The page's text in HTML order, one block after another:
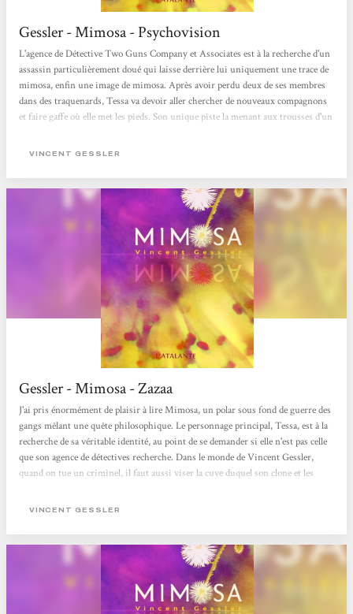
Gessler - Mimosa - Psychovision
L'agence de Détective Two Guns Company et Associates est à la recherche d'un
assassin particulièrement doué qui laisse derrière lui uniquement une trace de
mimosa, enfin une image de mimosa. Après avoir perdu deux de ses membres
dans des traquenards, Tessa va devoir aller chercher de nouveaux compagnons
et faire gaffe où elle met les pieds. Son unique piste la menant aux trousses d'un
polar classique avec une agence de détective sur la piste d'un dangereux
images...
VINCENT GESSLER
Gessler - Mimosa - Zazaa
J'ai pris énormément de plaisir à lire Mimosa, un polar sous fond de guerre des
gangs mêlant une quête philosophique. Le personnage principal, Tessa, est à la
recherche de sa véritable identité, au point de se demander si elle n'est pas celle
que son agence de détectives recherche. Dans le monde de Vincent Gessler,
quand on tue un criminel, il faut aussi viser la cuve duquel son clone et les
clones, des jumelles qui nous vénèrent comme "l'originale", que notre mère
VINCENT GESSLER